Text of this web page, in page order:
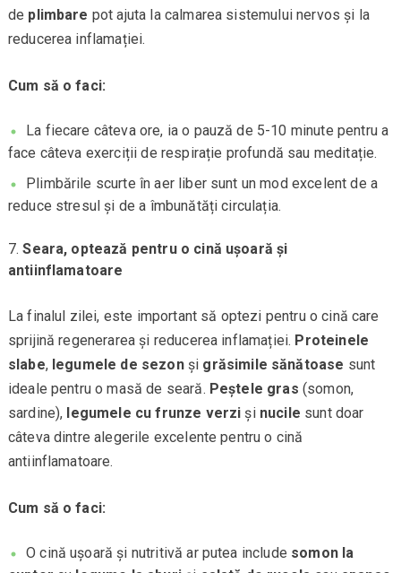
de plimbare pot ajuta la calmarea sistemului nervos și la
reducerea inflamației.
Cum să o faci:
La fiecare câteva ore, ia o pauză de 5-10 minute pentru a
face câteva exerciții de respirație profundă sau meditație.
Plimbările scurte în aer liber sunt un mod excelent de a
reduce stresul și de a îmbunătăți circulația.
Seara, optează pentru o cină ușoară și
antiinflamatoare
La finalul zilei, este important să optezi pentru o cină care
sprijină regenerarea și reducerea inflamației. Proteinele
slabe, legumele de sezonși grăsimile sănătoase sunt
ideale pentru o masă de seară. Peștele gras (somon,
sardine), legumele cu frunze verzi și nucile sunt doar
câteva dintre alegerile excelente pentru o cină
antiinflamatoare.
Cum să o faci:
O cină ușoară și nutritivă ar putea include somon la